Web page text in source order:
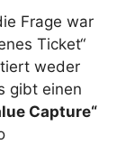
Frage war
Ticket“
weder
gibt einen
Capture“